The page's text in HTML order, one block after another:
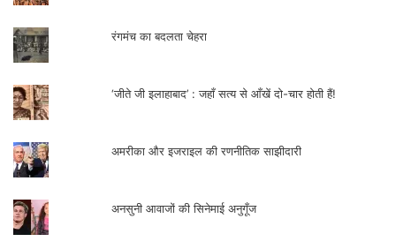
रंगमंच का बदलता चेहरा
‘जीते जी इलाहाबाद’ : जहाँ सत्य से आँखें दो-चार होती हैं!
अमरीका और इजराइल की रणनीतिक साझीदारी
अनसुनी आवाजों की सिनेमाई अनुगूँज